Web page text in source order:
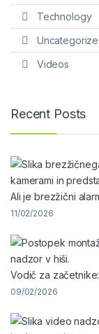
Technology
Videos
Recent Posts
Ali je brezžični
11/02/2026
Vodič za
09/02/2026